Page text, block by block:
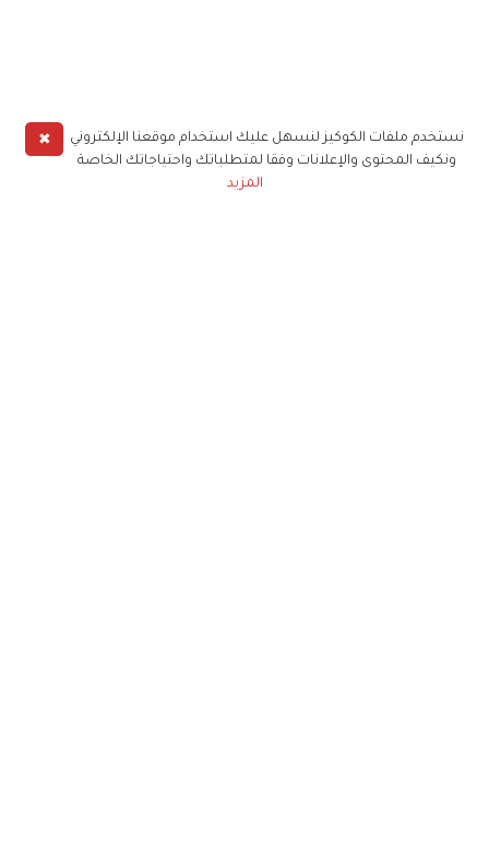
✖
نستخدم ملفات الكوكيز لنسهل عليك استخدام موقعنا الإلكتروني
ونكيف المحتوى والإعلانات وفقا لمتطلباتك واحتياجاتك الخاصة
المزيد